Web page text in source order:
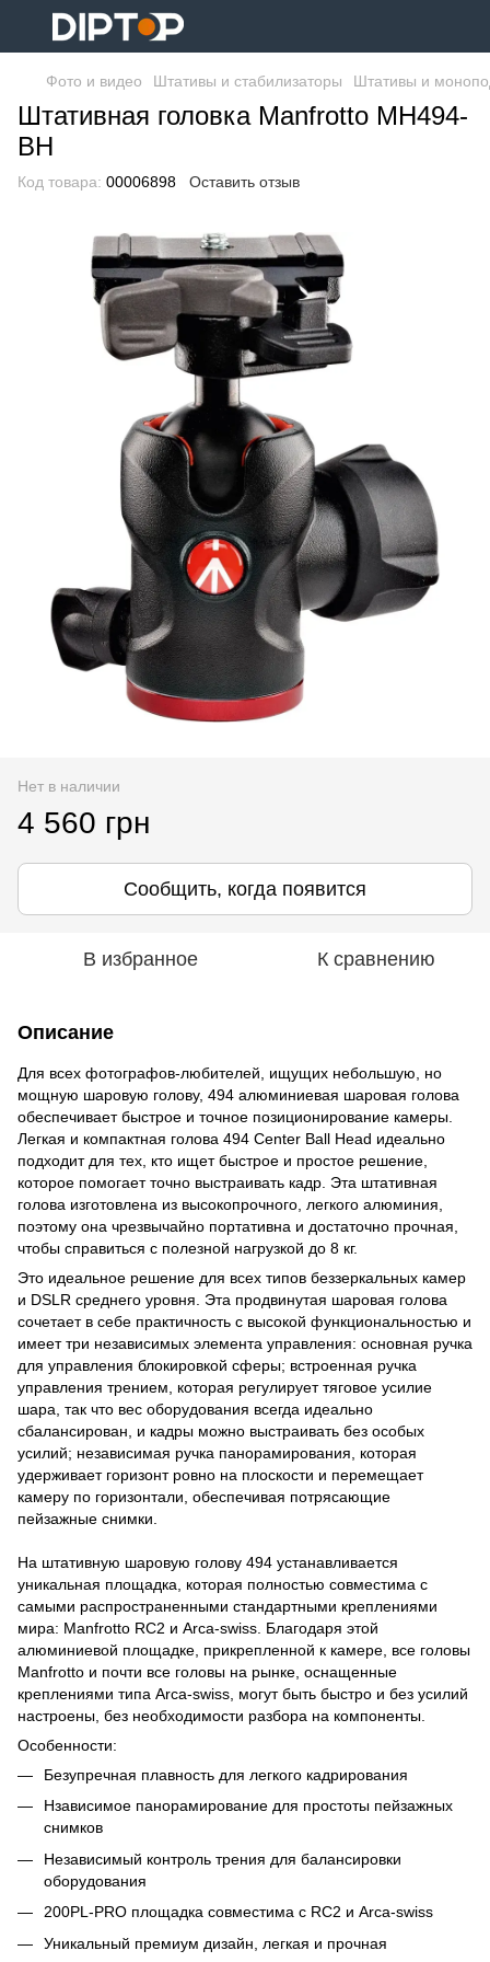
Фото и видео Штативы и стабилизаторы Штативы и
Штативная головка Manfrotto MH494-
BH
Код товара: 00006898 Оставить отзыв
Нет в наличии
4 560 грн
Сообщить, когда появится
В избранное К сравнению
Описание
Для всех фотографов-любителей, ищущих небольшую, но
мощную шаровую голову, 494 алюминиевая шаровая голова
обеспечивает быстрое и точное позиционирование камеры.
Легкая и компактная голова 494 Center Ball Head идеально
подходит для тех, кто ищет быстрое и простое решение,
которое помогает точно выстраивать кадр. Эта штативная
голова изготовлена ​​из высокопрочного, легкого алюминия,
поэтому она чрезвычайно портативна и достаточно прочная,
чтобы справиться с полезной нагрузкой до 8 кг.
Это идеальное решение для всех типов беззеркальных камер
и DSLR среднего уровня. Эта продвинутая шаровая голова
сочетает в себе практичность с высокой функциональностью и
имеет три независимых элемента управления: основная ручка
для управления блокировкой сферы; встроенная ручка
управления трением, которая регулирует тяговое усилие
шара, так что вес оборудования всегда идеально
сбалансирован, и кадры можно выстраивать без особых
усилий; независимая ручка панорамирования, которая
удерживает горизонт ровно на плоскости и перемещает
камеру по горизонтали, обеспечивая потрясающие
пейзажные снимки.
На штативную шаровую голову 494 устанавливается
уникальная площадка, которая полностью совместима с
самыми распространенными стандартными креплениями
мира: Manfrotto RC2 и Arca-swiss. Благодаря этой
алюминиевой площадке, прикрепленной к камере, все головы
Manfrotto и почти все головы на рынке, оснащенные
креплениями типа Arca-swiss, могут быть быстро и без усилий
настроены, без необходимости разбора на компоненты.
Особенности:
Безупречная плавность для легкого кадрирования
Нзависимое панорамирование для простоты пейзажных
снимков
Независимый контроль трения для балансировки
оборудования
200PL-PRO площадка совместима с RC2 и Arca-swiss
Уникальный премиум дизайн, легкая и прочная